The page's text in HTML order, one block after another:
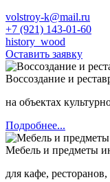
volstroy-k@mail.ru
+7 (921) 143-01-60
history_wood
Оставить заявку
Воссоздание и
на объектах
Подробнее...
Мебель и предметы
для кафе,